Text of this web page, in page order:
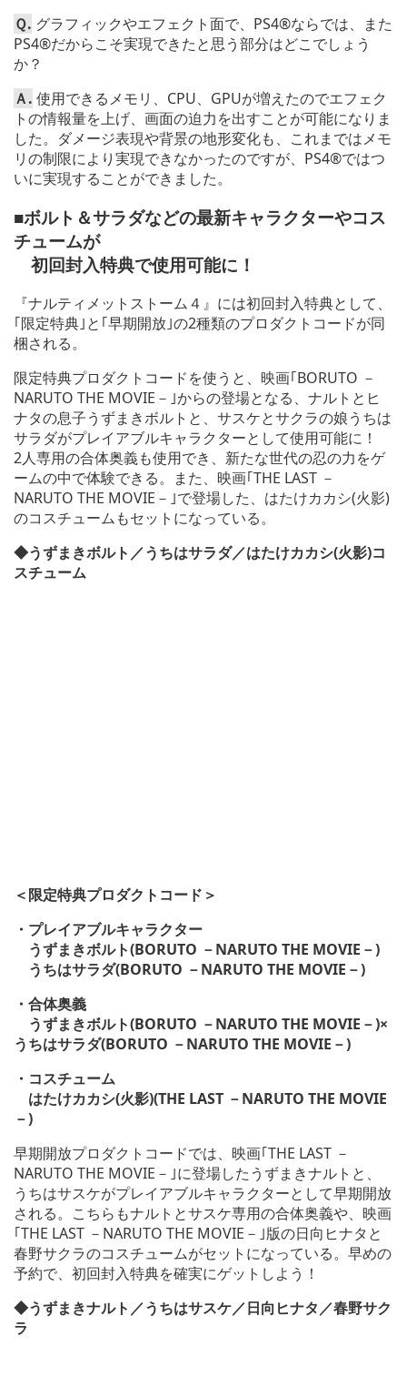
Ｑ. グラフィックやエフェクト面で、PS4®ならでは、また
PS4®だからこそ実現できたと思う部分はどこでしょう
か？
Ａ. 使用できるメモリ、CPU、GPUが増えたのでエフェク
トの情報量を上げ、画面の迫力を出すことが可能になりま
した。ダメージ表現や背景の地形変化も、これまではメモ
リの制限により実現できなかったのですが、PS4®ではつ
いに実現することができました。
■ボルト＆サラダなどの最新キャラクターやコス
チュームが
初回封入特典で使用可能に！
『ナルティメットストーム４』には初回封入特典として、
｢限定特典｣と｢早期開放｣の2種類のプロダクトコードが同
梱される。
限定特典プロダクトコードを使うと、映画｢BORUTO －
NARUTO THE MOVIE－｣からの登場となる、ナルトとヒ
ナタの息子うずまきボルトと、サスケとサクラの娘うちは
サラダがプレイアブルキャラクターとして使用可能に！
2人専用の合体奥義も使用でき、新たな世代の忍の力をゲ
ームの中で体験できる。また、映画｢THE LAST －
NARUTO THE MOVIE－｣で登場した、はたけカカシ(火影)
のコスチュームもセットになっている。
◆うずまきボルト／うちはサラダ／はたけカカシ(火影)コ
スチューム
＜限定特典プロダクトコード＞
・プレイアブルキャラクター
うずまきボルト(BORUTO －NARUTO THE MOVIE－)
うちはサラダ(BORUTO －NARUTO THE MOVIE－)
・合体奥義
うずまきボルト(BORUTO －NARUTO THE MOVIE－)×
うちはサラダ(BORUTO －NARUTO THE MOVIE－)
・コスチューム
はたけカカシ(火影)(THE LAST －NARUTO THE MOVIE
－)
早期開放プロダクトコードでは、映画｢THE LAST －
NARUTO THE MOVIE－｣に登場したうずまきナルトと、
うちはサスケがプレイアブルキャラクターとして早期開放
される。こちらもナルトとサスケ専用の合体奥義や、映画
｢THE LAST －NARUTO THE MOVIE－｣版の日向ヒナタと
春野サクラのコスチュームがセットになっている。早めの
予約で、初回封入特典を確実にゲットしよう！
◆うずまきナルト／うちはサスケ／日向ヒナタ／春野サク
ラ